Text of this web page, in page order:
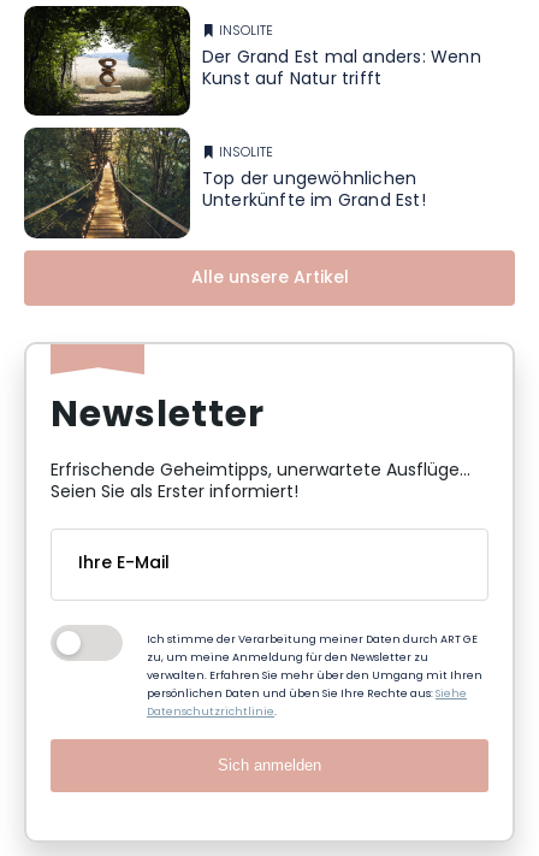
INSOLITE
Der Grand Est mal anders: Wenn
Kunst auf Natur trifft
INSOLITE
Top der ungewöhnlichen
Unterkünfte im Grand Est!
Alle unsere Artikel
Newsletter
Erfrischende Geheimtipps, unerwartete Ausflüge...
Seien Sie als Erster informiert!
Ich stimme der Verarbeitung meiner Daten durch ART GE
zu, um meine Anmeldung für den Newsletter zu
verwalten. Erfahren Sie mehr über den Umgang mit Ihren
persönlichen Daten und üben Sie Ihre Rechte aus:Siehe
Datenschutzrichtlinie.
Sich anmelden